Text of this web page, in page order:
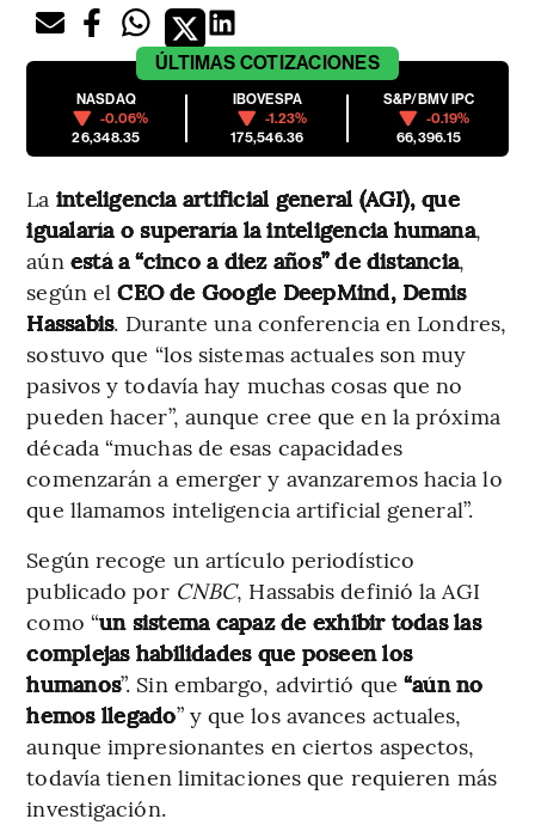
ÚLTIMAS COTIZACIONES
NASDAQ
-0.06%
26,348.35
IBOVESPA
-1.23%
175,546.36
S&P/BMV IPC
-0.19%
66,396.15
La inteligencia artificial general (AGI), que
igualaría o superaría la inteligencia humana,
aún está a “cinco a diez años” de distancia,
según elCEO de Google DeepMind, Demis
Hassabis. Durante una conferencia en Londres,
sostuvo que “los sistemas actuales son muy
pasivos y todavía hay muchas cosas que no
pueden hacer”, aunque cree que en la próxima
década “muchas de esas capacidades
comenzarán a emerger y avanzaremos hacia lo
que llamamos inteligencia artificial general”.
Según recoge un artículo periodístico
publicado por CNBC, Hassabis definió la AGI
como “un sistema capaz de exhibir todas las
complejas habilidades que poseen los
humanos”. Sin embargo, advirtió que “aún no
hemos llegado” y que los avances actuales,
aunque impresionantes en ciertos aspectos,
todavía tienen limitaciones que requieren más
investigación.